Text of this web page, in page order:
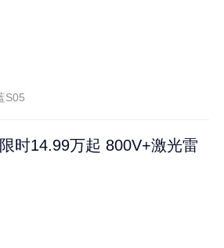
S05
时14.99万起 800V+激光雷